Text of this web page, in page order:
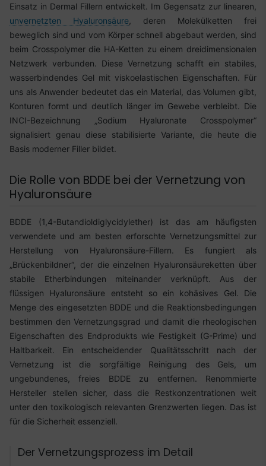
Einsatz in Dermal Fillern entwickelt. Im Gegensatz zur linearen,
unvernetzten Hyaluronsäure , deren Molekülketten frei
beweglich sind und vom Körper schnell abgebaut werden, sind
beim Crosspolymer die HA-Ketten zu einem dreidimensionalen
Netzwerk verbunden. Diese Vernetzung schafft ein stabiles,
wasserbindendes Gel mit viskoelastischen Eigenschaften. Für
uns als Anwender bedeutet das ein Material, das Volumen gibt,
Konturen formt und deutlich länger im Gewebe verbleibt. Die
INCI-Bezeichnung „Sodium Hyaluronate Crosspolymer“
signalisiert genau diese stabilisierte Variante, die heute die
Basis moderner Filler bildet.
Die Rolle von BDDE bei der Vernetzung von
Hyaluronsäure
BDDE (1,4-Butandioldiglycidylether) ist das am häufigsten
verwendete und am besten erforschte Vernetzungsmittel zur
Herstellung von Hyaluronsäure-Fillern. Es fungiert als
„Brückenbildner“, der die einzelnen Hyaluronsäureketten über
stabile Etherbindungen miteinander verknüpft. Aus der
flüssigen Hyaluronsäure entsteht so ein kohäsives Gel. Die
Menge des eingesetzten BDDE und die Reaktionsbedingungen
bestimmen den Vernetzungsgrad und damit die rheologischen
Eigenschaften des Endprodukts wie Festigkeit (G-Prime) und
Haltbarkeit. Ein entscheidender Qualitätsschritt nach der
Vernetzung ist die sorgfältige Reinigung des Gels, um
ungebundenes, freies BDDE zu entfernen. Renommierte
Hersteller stellen sicher, dass die Restkonzentrationen weit
unter den toxikologisch relevanten Grenzwerten liegen. Das ist
für die Sicherheit essenziell.
Der Vernetzungsprozess im Detail